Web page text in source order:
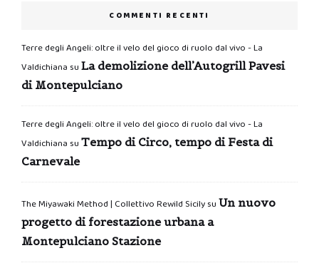
COMMENTI RECENTI
Terre degli Angeli: oltre il velo del gioco di ruolo dal vivo - La
Valdichiana su La demolizione dell’Autogrill Pavesi
di Montepulciano
Terre degli Angeli: oltre il velo del gioco di ruolo dal vivo - La
Valdichiana su Tempo di Circo, tempo di Festa di
Carnevale
The Miyawaki Method | Collettivo Rewild Sicilysu Un nuovo
progetto di forestazione urbana a
Montepulciano Stazione